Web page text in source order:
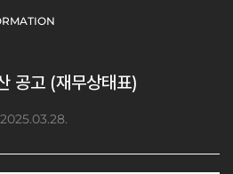
공고 (재무상태표)
2025.03.28.